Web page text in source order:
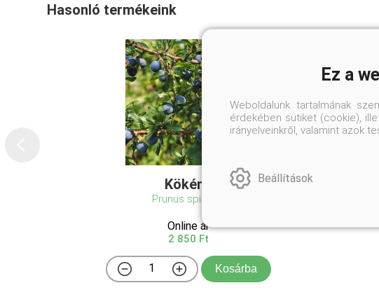
Hasonló termékeink
Kökény
Prunus spinosa
Online ár
2 850 Ft
Kosárba
Ez a
Weboldalunk tartalmának
érdekében sütiket (cookie),
irányelveinkről, valamint azok
Beállítások